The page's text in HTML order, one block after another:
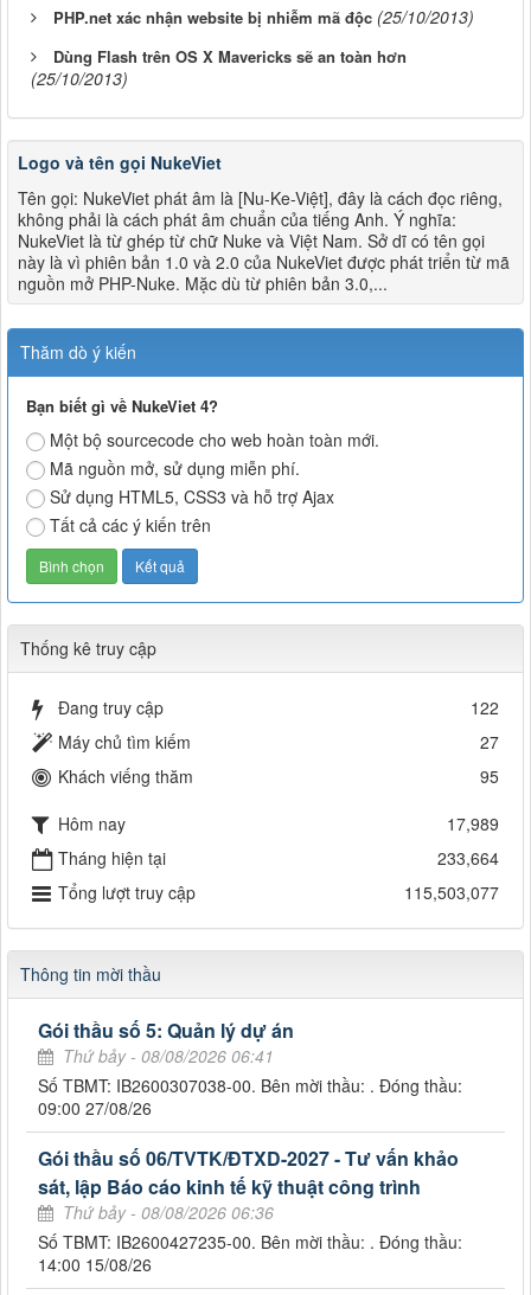
PHP.net xác nhận website bị nhiễm mã độc (25/10/2013)
Dùng Flash trên OS X Mavericks sẽ an toàn hơn
(25/10/2013)
Logo và tên gọi NukeViet
Tên gọi: NukeViet phát âm là [Nu-Ke-Việt], đây là cách đọc riêng,
không phải là cách phát âm chuẩn của tiếng Anh. Ý nghĩa:
NukeViet là từ ghép từ chữ Nuke và Việt Nam. Sở dĩ có tên gọi
này là vì phiên bản 1.0 và 2.0 của NukeViet được phát triển từ mã
nguồn mở PHP-Nuke. Mặc dù từ phiên bản 3.0,...
Thăm dò ý kiến
Bạn biết gì về NukeViet 4?
Một bộ sourcecode cho web hoàn toàn mới.
Mã nguồn mở, sử dụng miễn phí.
Sử dụng HTML5, CSS3 và hỗ trợ Ajax
Tất cả các ý kiến trên
Thống kê truy cập
Đang truy cập
122
Máy chủ tìm kiếm
27
Khách viếng thăm
95
Hôm nay
17,989
Tháng hiện tại
233,664
Tổng lượt truy cập
115,503,077
Thông tin mời thầu
Gói thầu số 5: Quản lý dự án
Thứ bảy - 08/08/2026 06:41
Số TBMT: IB2600307038-00. Bên mời thầu: . Đóng thầu:
09:00 27/08/26
Gói thầu số 06/TVTK/ĐTXD-2027 - Tư vấn khảo
sát, lập Báo cáo kinh tế kỹ thuật công trình
Thứ bảy - 08/08/2026 06:36
Số TBMT: IB2600427235-00. Bên mời thầu: . Đóng thầu:
14:00 15/08/26